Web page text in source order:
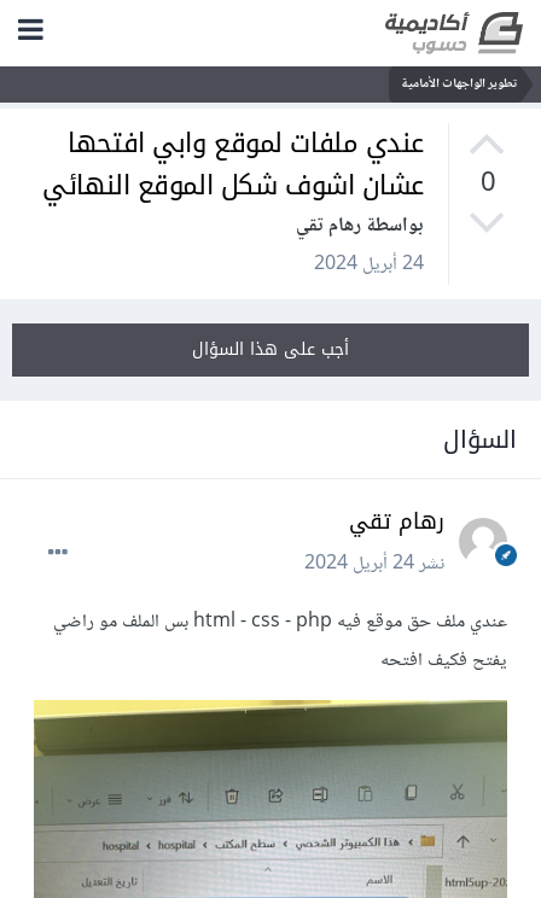
تطوير الواجهات الأمامية
0
عندي ملفات لموقع وابي افتحها
عشان اشوف شكل الموقع النهائي
بواسطة رهام تقي
24 أبريل 2024
أجب على هذا السؤال
السؤال
رهام تقي
نشر24 أبريل 2024
عندي ملف حق موقع فيه html - css - php بس الملف مو راضي
يفتح فكيف افتحه